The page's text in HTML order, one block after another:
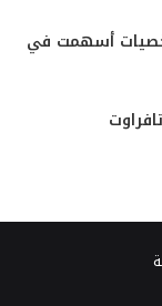
أسهمت في